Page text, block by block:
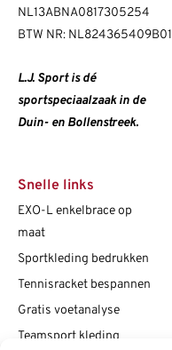
NL13ABNA0817305254
BTW NR: NL824365409B01
L.J. Sport is dé
sportspeciaalzaak in de
Duin- en Bollenstreek.
Snelle links
EXO-L enkelbrace op
maat
Sportkleding bedrukken
Tennisracket bespannen
Gratis voetanalyse
Teamsport kleding